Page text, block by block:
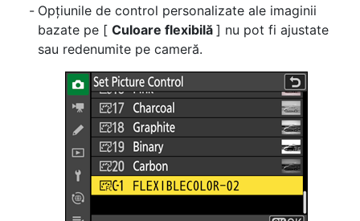
Opțiunile de control personalizate ale imaginii
bazate pe [ Culoare flexibilă ] nu pot fi ajustate
sau redenumite pe cameră.